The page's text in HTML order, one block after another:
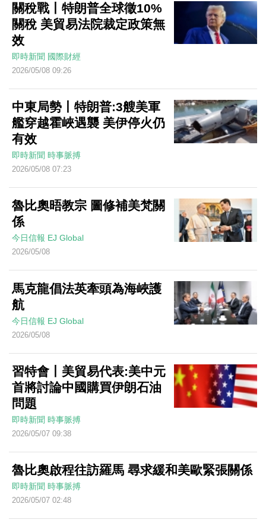
關稅戰丨特朗普全球徵10%
關稅 美貿易法院裁定政策無
效
即時新聞 國際財經
2026/05/08 09:26
中東局勢丨特朗普:3艘美軍
艦穿越霍峽遇襲 美伊停火仍
有效
即時新聞 時事脈搏
2026/05/08 07:23
魯比奧晤教宗 圖修補美梵關
係
今日信報 EJ Global
2026/05/08
馬克龍倡法英牽頭為海峽護
航
今日信報 EJ Global
2026/05/08
習特會丨美貿易代表:美中元
首將討論中國購買伊朗石油
問題
即時新聞 時事脈搏
2026/05/07 09:38
魯比奧啟程往訪羅馬 尋求緩和美歐緊張關係
即時新聞 時事脈搏
2026/05/07 02:48